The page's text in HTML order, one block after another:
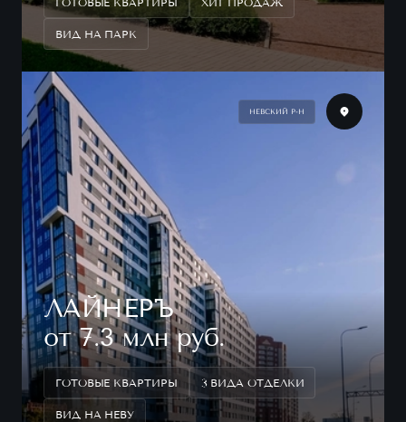
ВИД НА ПАРК
НЕВСКИЙ Р-Н
ЛАЙНЕРЪ
от 7.3 млн руб.
ГОТОВЫЕ КВАРТИРЫ 3 ВИДА ОТДЕЛКИ
ВИД НА НЕВУ